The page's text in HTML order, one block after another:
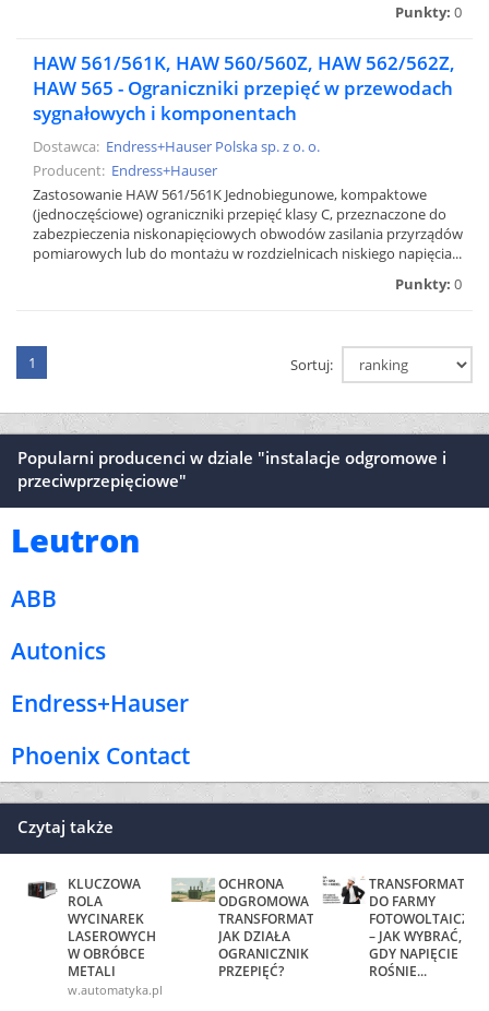
Punkty: 0
HAW 561/561K, HAW 560/560Z, HAW 562/562Z,
HAW 565 - Ograniczniki przepięć w przewodach
sygnałowych i komponentach
Dostawca: Endress+Hauser Polska sp. z o. o.
Producent: Endress+Hauser
Zastosowanie HAW 561/561K Jednobiegunowe, kompaktowe
(jednoczęściowe) ograniczniki przepięć klasy C, przeznaczone do
zabezpieczenia niskonapięciowych obwodów zasilania przyrządów
pomiarowych lub do montażu w rozdzielnicach niskiego napięcia...
Punkty: 0
1 Sortuj:
Popularni producenci w dziale "instalacje odgromowe i
przeciwprzepięciowe"
Leutron
ABB
Autonics
Endress+Hauser
Phoenix Contact
Czytaj także
KLUCZOWA
ROLA
WYCINAREK
LASEROWYCH
W OBRÓBCE
METALI
www.automatyka.pl
OCHRONA
ODGROMOWA
TRANSFORMATORA.
JAK DZIAŁA
OGRANICZNIK
PRZEPIĘĆ?
TRANSFORMATOR
DO FARMY
– JAK WYBRAĆ,
GDY NAPIĘCIE
ROŚNIE...